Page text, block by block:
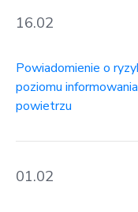
16.02
Powiadomienie o
poziomu
powietrzu
01.02